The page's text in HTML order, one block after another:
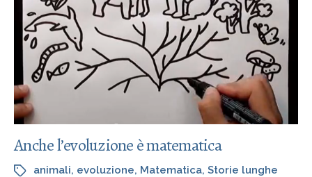
Anche l’evoluzione è matematica
animali, evoluzione, Matematica, Storie lunghe